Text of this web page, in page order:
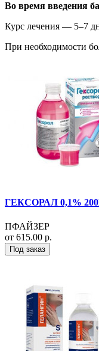
Во время введения
Курс лечения — 5–7
При необходимости
ГЕКСОРАЛ 0,1%
ПФАЙЗЕР
от 615.00 р.
Под заказ